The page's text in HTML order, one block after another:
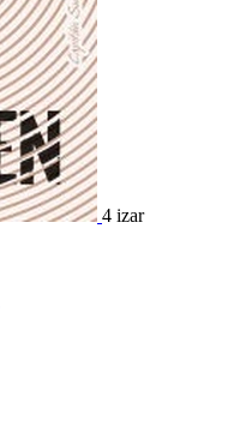
4 izar